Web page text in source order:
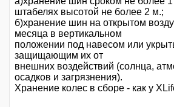
штабелях высотой не более 2 м.;
б)хранение шин на открытом
месяца в вертикальном
положении под навесом или
защищающим их от
внешних воздействий (солнца,
осадков и загрязнения).
Хранение колес в сборе - как у